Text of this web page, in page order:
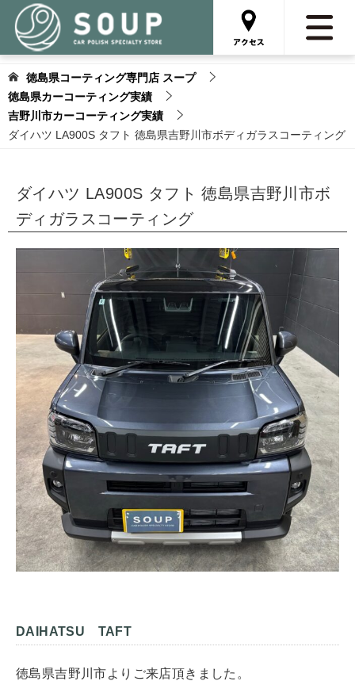
徳島県コーティング専門店 スープ
徳島県カーコーティング実績
吉野川市カーコーティング実績
ダイハツ LA900S タフト 徳島県吉野川市ボディガラスコーティング
ダイハツ LA900S タフト 徳島県吉野川市ボ
ディガラスコーティング
DAIHATSU TAFT
徳島県吉野川市よりご来店頂きました。